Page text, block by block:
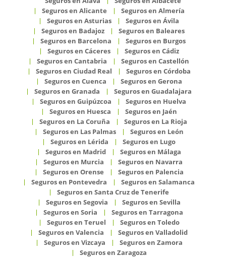
Seguros en Alicante
Seguros en Almería
Seguros en Asturias
Seguros en Ávila
Seguros en Badajoz
Seguros en Baleares
Seguros en Barcelona
Seguros en Burgos
Seguros en Cáceres
Seguros en Cádiz
Seguros en Cantabria
Seguros en Castellón
Seguros en Ciudad Real
Seguros en Córdoba
Seguros en Cuenca
Seguros en Gerona
Seguros en Granada
Seguros en Guadalajara
Seguros en Guipúzcoa
Seguros en Huelva
Seguros en Huesca
Seguros en Jaén
Seguros en La Coruña
Seguros en La Rioja
Seguros en Las Palmas
Seguros en León
Seguros en Lérida
Seguros en Lugo
Seguros en Madrid
Seguros en Málaga
Seguros en Murcia
Seguros en Navarra
Seguros en Orense
Seguros en Palencia
Seguros en Pontevedra
Seguros en Salamanca
Seguros en Santa Cruz de Tenerife
Seguros en Segovia
Seguros en Sevilla
Seguros en Soria
Seguros en Tarragona
Seguros en Teruel
Seguros en Toledo
Seguros en Valencia
Seguros en Valladolid
Seguros en Vizcaya
Seguros en Zamora
Seguros en Zaragoza